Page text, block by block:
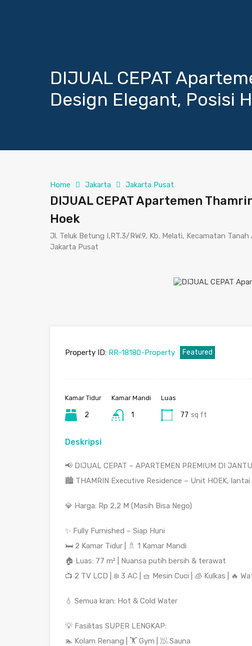
DIJUAL CEPAT
Design Elegant, Posisi
Home Jakarta Jakarta Pusat
DIJUAL CEPAT Apartemen
Hoek
Jl. Teluk Betung I,RT.3/RW.9, Kb. Melati, Kecamatan
Jakarta Pusat
Property ID: RR-18180-Property Featured
Kamar Tidur
2
Kamar Mandi
1
Luas
77 sq ft
Deskripsi
📢 DIJUAL CEPAT – APARTEMEN PREMIUM DI
🏙️ THAMRIN Executive Residence – Unit HOEK, lantai
💎 Harga: Rp 2,2 M (Masih Bisa Nego)
✨ Fully Furnished – Siap Huni
🛏️ 2 Kamar Tidur | 🚿 1 Kamar Mandi
🏠 Luas: 77 m² | Nuansa putih bersih & terawat
📺 2 TV LCD | ❄️ 3 AC | 🧺 Mesin Cuci | 🧊 Kulkas | 🔥
💧 Semua kran: Hot & Cold Water
💡 Fasilitas SUPER LENGKAP:
🏊 Kolam Renang | 🏋️ Gym | 🧖 Sauna